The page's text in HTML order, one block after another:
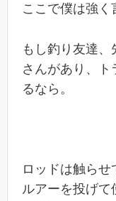
ここで僕は強く
もし釣り友達
さんがあり、
るなら。
ロッドは触ら
ルアーを投げて